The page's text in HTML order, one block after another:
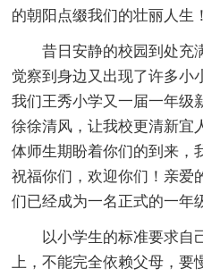
的朝阳点缀我们的壮丽人生！
昔日安静的校园到处充
觉察到身边又出现了许多小
我们王秀小学又一届一年级
徐徐清风，让我校更清新宜
体师生期盼着你们的到来，
祝福你们，欢迎你们！亲爱
们已经成为一名正式的一年
以小学生的标准要求自
上，不能完全依赖父母，